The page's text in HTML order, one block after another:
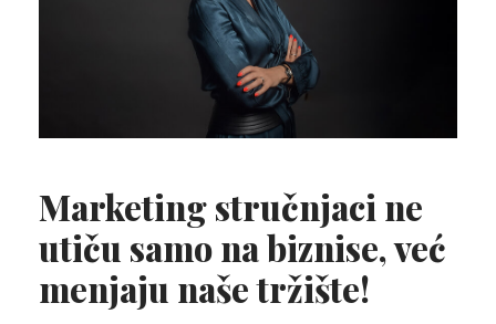
Marketing stručnjaci ne
utiču samo na biznise, već
menjaju naše tržište!